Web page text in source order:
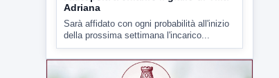
Sarà affidato con ogni probabilità all'inizio
della prossima settimana l'incarico...